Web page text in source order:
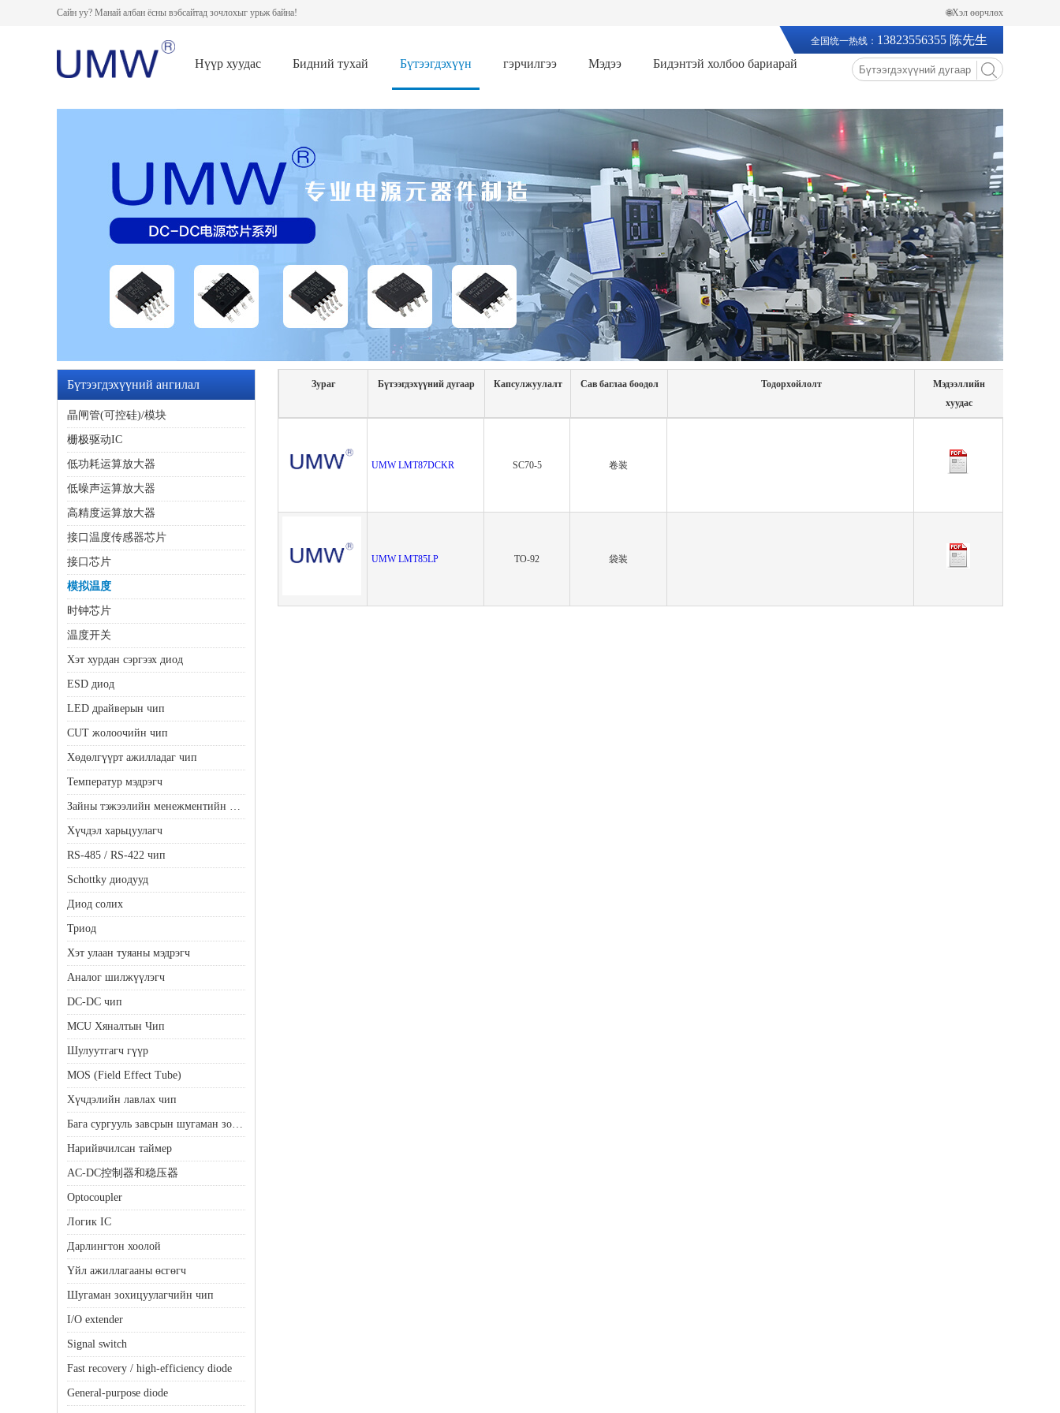
Сайн уу? Манай албан ёсны вэбсайтад зочлохыг урьж байна! 🌐Хэл өөрчлөх
Нүүр хуудас Бидний тухай Бүтээгдэхүүн гэрчилгээ Мэдээ Бидэнтэй холбоо бариарай
全国统一热线： 13823556355 陈先生
Бүтээгдэхүүний ангилал
晶闸管(可控硅)/模块
栅极驱动IC
低功耗运算放大器
低噪声运算放大器
高精度运算放大器
接口温度传感器芯片
接口芯片
模拟温度
时钟芯片
温度开关
Хэт хурдан сэргээх диод
ESD диод
LED драйверын чип
CUT жолоочийн чип
Хөдөлгүүрт ажилладаг чип
Температур мэдрэгч
Зайны тэжээлийн менежментийн чип
Хүчдэл харьцуулагч
RS-485 / RS-422 чип
Schottky диодууд
Диод солих
Триод
Хэт улаан туяаны мэдрэгч
Аналог шилжүүлэгч
DC-DC чип
MCU Хяналтын Чип
Шулуутгагч гүүр
MOS (Field Effect Tube)
Хүчдэлийн лавлах чип
Бага сургууль завсрын шугаман зохицуулагч (LDO)
Нарийвчилсан таймер
AC-DC控制器和稳压器
Optocoupler
Логик IC
Дарлингтон хоолой
Үйл ажиллагааны өсгөгч
Шугаман зохицуулагчийн чип
I/O extender
Signal switch
Fast recovery / high-efficiency diode
General-purpose diode
Зураг Бүтээгдэхүүний дугаар Капсулжуулалт Сав баглаа боодол Тодорхойлолт
Мэдээллийн
хуудас
UMW LMT87DCKR SC70-5 卷装
UMW LMT85LP TO-92 袋装